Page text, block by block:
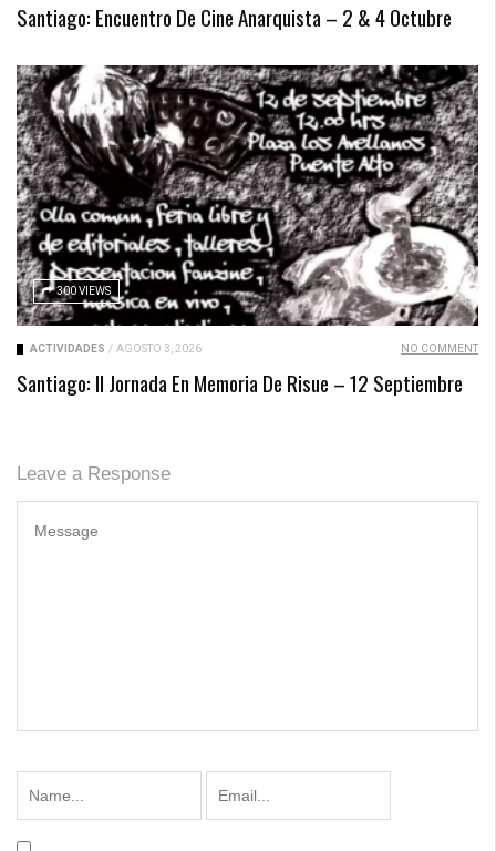
Santiago: Encuentro De Cine Anarquista – 2 & 4 Octubre
300 VIEWS
ACTIVIDADES / AGOSTO 3, 2026 NO COMMENT
Santiago: II Jornada En Memoria De Risue – 12 Septiembre
Leave a Response